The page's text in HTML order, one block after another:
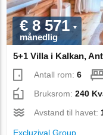
€ 8 571
månedlig
5+1 Villa i Kalkan,
Antall rom:6
Bruksrom:240
Avstand til havet:
Excluzival Group